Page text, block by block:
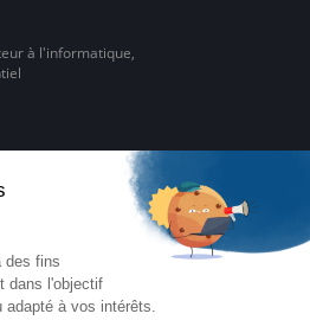
à l'informatique,
à l'informatique en ligne,